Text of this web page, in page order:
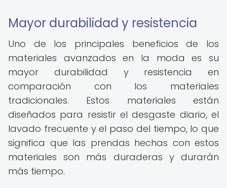
Mayor durabilidad y resistencia
Uno de los principales beneficios de los
materiales avanzados en la moda es su
mayor durabilidad y resistencia en
comparación con los materiales
tradicionales. Estos materiales están
diseñados para resistir el desgaste diario, el
lavado frecuente y el paso del tiempo, lo que
significa que las prendas hechas con estos
materiales son más duraderas y durarán
más tiempo.